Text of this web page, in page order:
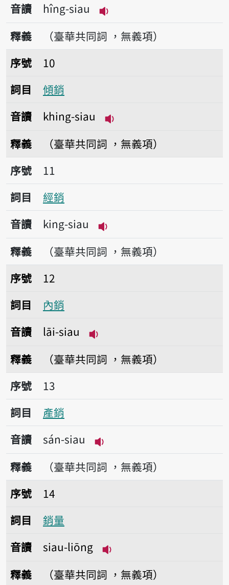
音讀
hîng-siau
播放音讀hîng-siau
釋義
（臺華共同詞 ，無義項）
序號10傾銷
序號
10
詞目
傾銷
音讀
khing-siau
釋義
（臺華共同詞 ，無義項）
序號11經銷
序號
11
詞目
經銷
音讀
king-siau
播放音讀king-siau
釋義
（臺華共同詞 ，無義項）
序號12內銷
序號
12
詞目
內銷
音讀
lāi-siau
釋義
（臺華共同詞 ，無義項）
序號13產銷
序號
13
詞目
產銷
音讀
sán-siau
播放音讀sán-siau
釋義
（臺華共同詞 ，無義項）
序號14銷量
序號
14
詞目
銷量
音讀
siau-liōng
釋義 （臺華共同詞 ，無義項）